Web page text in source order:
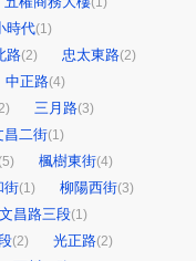
時代(1)
路(2) 忠太東路(2)
中正路(4)
三月路(3)
昌二街(1)
(5) 楓樹東街(4)
街(1) 柳陽西街(3)
文昌路三段(1)
(2) 光正路(2)